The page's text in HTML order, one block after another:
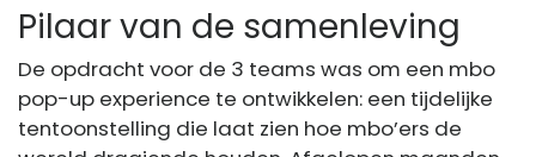
Pilaar van de samenleving
De opdracht voor de 3 teams was om een mbo
pop-up experience te ontwikkelen: een tijdelijke
tentoonstelling die laat zien hoe mbo’ers de